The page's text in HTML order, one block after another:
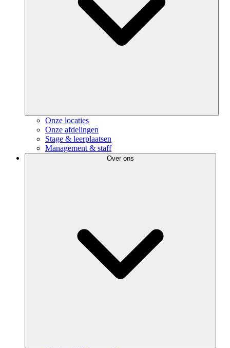
Onze locaties
Onze afdelingen
Stage & leerplaatsen
Management & staff
Over ons